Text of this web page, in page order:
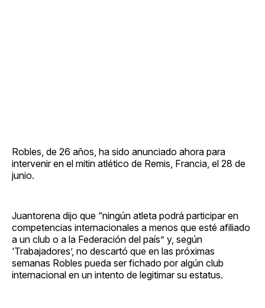
Robles, de 26 años, ha sido anunciado ahora para
intervenir en el mitin atlético de Remis, Francia, el 28 de
junio.
Juantorena dijo que “ningún atleta podrá participar en
competencias internacionales a menos que esté afiliado
a un club o a la Federación del país” y, según
‘Trabajadores’, no descartó que en las próximas
semanas Robles pueda ser fichado por algún club
internacional en un intento de legitimar su estatus.